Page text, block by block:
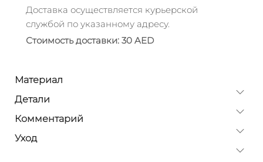
Доставка осуществляется курьерской
службой по указанному адресу.
Стоимость доставки: 30 AED
Материал
Детали
Комментарий
Уход